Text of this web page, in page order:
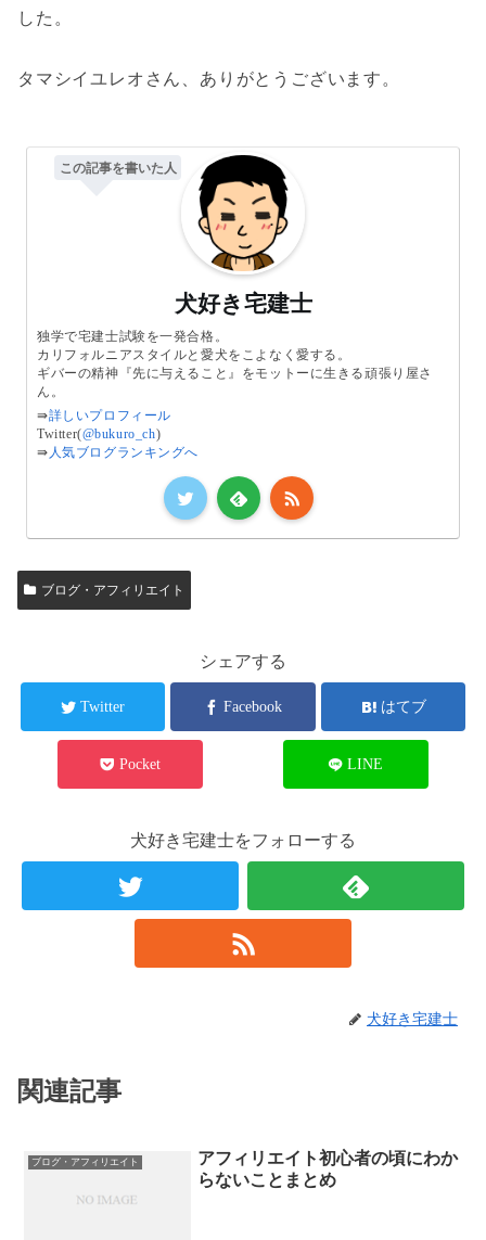
した。
タマシイユレオさん、ありがとうございます。
この記事を書いた人
犬好き宅建士
独学で宅建士試験を一発合格。
カリフォルニアスタイルと愛犬をこよなく愛する。
ギバーの精神『先に与えること』をモットーに生きる頑張り屋さ
ん。
⇛詳しいプロフィール
Twitter(@bukuro_ch)
⇛ 人気ブログランキングへ
ブログ・アフィリエイト
シェアする
Twitter Facebook はてブ
Pocket LINE
犬好き宅建士をフォローする
犬好き宅建士
関連記事
ブログ・アフィリエイト
アフィリエイト初心者の頃にわか
らないことまとめ